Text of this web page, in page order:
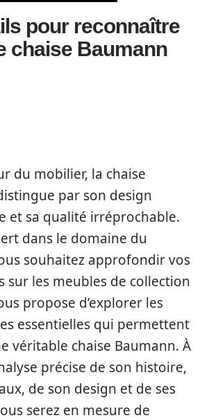
pour reconnaître
chaise Baumann
du mobilier, la chaise
par son design
et sa qualité irréprochable.
dans le domaine du
souhaitez approfondir vos
sur les meubles de collection
propose d’explorer les
essentielles qui permettent
véritable chaise Baumann. À
précise de son histoire,
de son design et de ses
serez en mesure de